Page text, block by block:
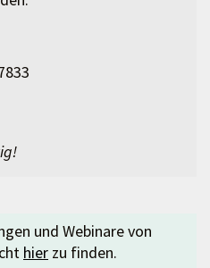
und Webinare von
hier zu finden.